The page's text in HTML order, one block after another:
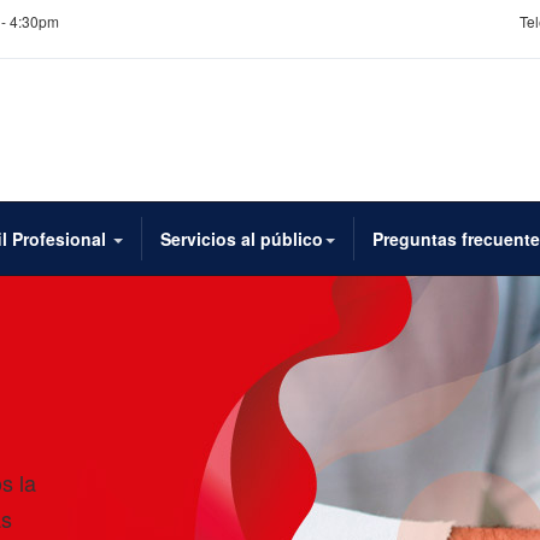
4:30pm
Profesional Servicios al público Preguntas
la